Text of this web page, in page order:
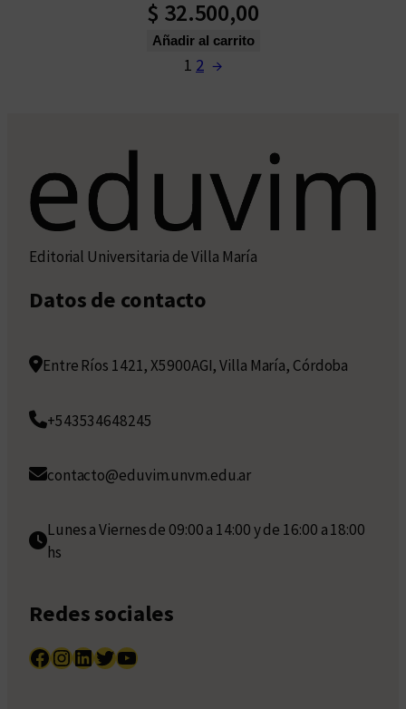
$ 32.500,00
Añadir al carrito
1 2 →
Editorial Universitaria de Villa María
Datos de contacto
Entre Ríos 1421, X5900AGI, Villa María, Córdoba
+543534648245
contacto@eduvim.unvm.edu.ar
Lunes a Viernes de 09:00 a 14:00 y de 16:00 a 18:00
hs
Redes sociales
Facebook InstagramLinkedIn Twitter YouTube